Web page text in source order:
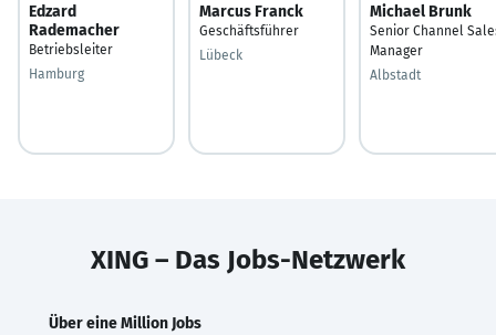
Edzard
Rademacher
Betriebsleiter
Hamburg
Marcus Franck
Geschäftsführer
Lübeck
Michael Brunk
Senior Channel
Manager
Albstadt
XING – Das Jobs-Netzwerk
Über eine Million Jobs